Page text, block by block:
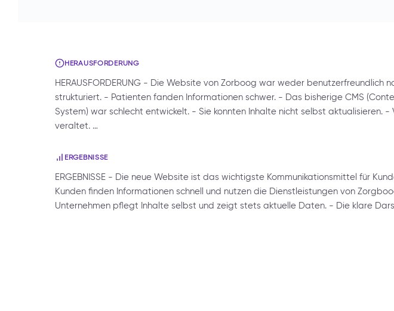
HERAUSFORDERUNG
HERAUSFORDERUNG - Die Website von Zorboog war weder benutzerfreundlich
strukturiert. - Patienten fanden Informationen schwer. - Das bisherige CMS
System) war schlecht entwickelt. - Sie konnten Inhalte nicht selbst aktualisieren. -
veraltet. …
ERGEBNISSE
ERGEBNISSE - Die neue Website ist das wichtigste Kommunikationsmittel für
Kunden finden Informationen schnell und nutzen die Dienstleistungen von
Unternehmen pflegt Inhalte selbst und zeigt stets aktuelle Daten. - Die klare